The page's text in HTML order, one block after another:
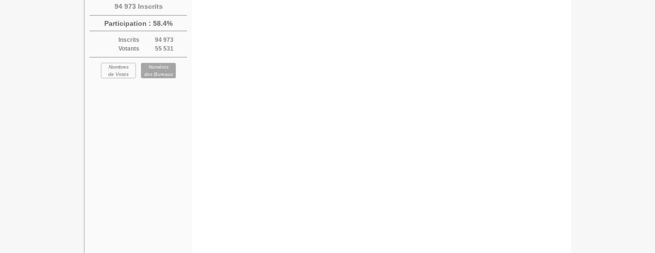
94 973 Inscrits
Participation : 58.4%
Inscrits
94 973
Votants
55 531
Nombres
de Votes
Numéros
des Bureaux